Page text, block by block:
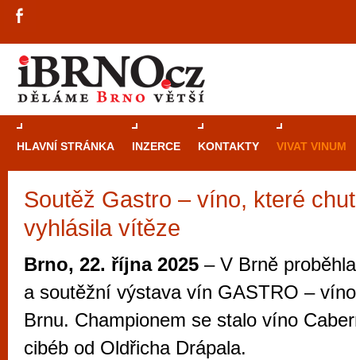
HLAVNÍ STRÁNKA INZERCE KONTAKTY VIVAT VINUM
Soutěž Gastro – víno, které
vyhlásila vítěze
Brno, 22. října 2025 – V Brně
a soutěžní výstava vín GASTRO –
Brnu. Championem se stalo víno
cibéb od Oldřicha Drápala.
Průvodce
Brno je
zajímavé
restaurace,
Mimo jiné je ale také místem, kde si